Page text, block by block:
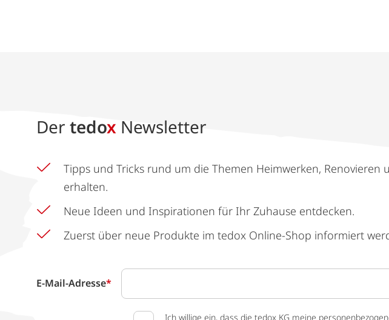
Der tedox Newsletter
Tipps und Tricks rund um die Themen Heimwerken, Renovieren
erhalten.
Neue Ideen und Inspirationen für Ihr Zuhause entdecken.
Zuerst über neue Produkte im tedox Online-Shop informiert
E-Mail-Adresse*
Ich willige ein, dass die tedox KG meine